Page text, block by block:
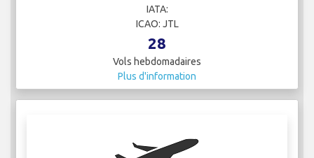
IATA:
ICAO: JTL
28
Vols hebdomadaires
Plus d'information